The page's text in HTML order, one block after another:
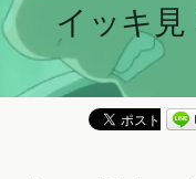
イッキ見